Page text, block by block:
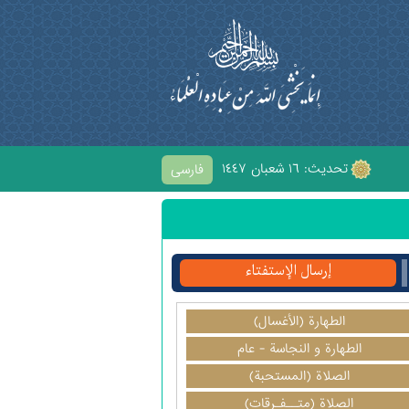
فارسی تحديث: ١٦ شعبان ١٤٤٧
إرسال الإستفتاء
الطهارة (الأغسال)
الطهارة و النجاسة - عام
الصلاة (المستحبة)
الصلاة (متــفـرقات)